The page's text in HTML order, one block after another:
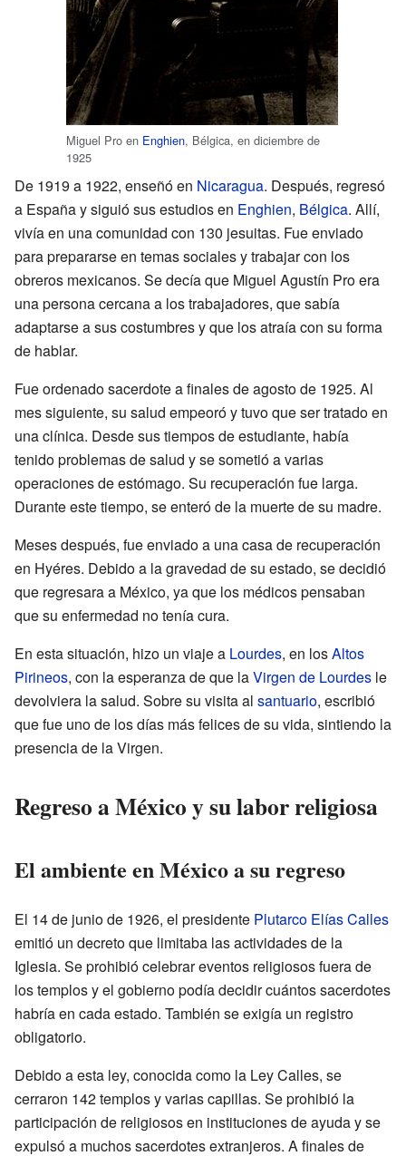
Miguel Pro en Enghien, Bélgica, en diciembre de
1925
De 1919 a 1922, enseñó en Nicaragua. Después, regresó
a España y siguió sus estudios en Enghien, Bélgica. Allí,
vivía en una comunidad con 130 jesuitas. Fue enviado
para prepararse en temas sociales y trabajar con los
obreros mexicanos. Se decía que Miguel Agustín Pro era
una persona cercana a los trabajadores, que sabía
adaptarse a sus costumbres y que los atraía con su forma
de hablar.
Fue ordenado sacerdote a finales de agosto de 1925. Al
mes siguiente, su salud empeoró y tuvo que ser tratado en
una clínica. Desde sus tiempos de estudiante, había
tenido problemas de salud y se sometió a varias
operaciones de estómago. Su recuperación fue larga.
Durante este tiempo, se enteró de la muerte de su madre.
Meses después, fue enviado a una casa de recuperación
en Hyéres. Debido a la gravedad de su estado, se decidió
que regresara a México, ya que los médicos pensaban
que su enfermedad no tenía cura.
En esta situación, hizo un viaje a Lourdes, en losAltos
Pirineos, con la esperanza de que laVirgen de Lourdes le
devolviera la salud. Sobre su visita al santuario, escribió
que fue uno de los días más felices de su vida, sintiendo la
presencia de la Virgen.
Regreso a México y su labor religiosa
El ambiente en México a su regreso
El 14 de junio de 1926, el presidente Plutarco Elías Calles
emitió un decreto que limitaba las actividades de la
Iglesia. Se prohibió celebrar eventos religiosos fuera de
los templos y el gobierno podía decidir cuántos sacerdotes
habría en cada estado. También se exigía un registro
obligatorio.
Debido a esta ley, conocida como la Ley Calles, se
cerraron 142 templos y varias capillas. Se prohibió la
participación de religiosos en instituciones de ayuda y se
expulsó a muchos sacerdotes extranjeros. A finales de